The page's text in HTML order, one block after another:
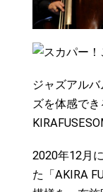
ジャズアル
ズを体感で
2020年12月
た「AKIRA